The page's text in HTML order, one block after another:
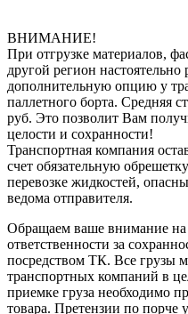
ВНИМАНИЕ!
При отгрузке материалов,
другой регион
дополнительную опцию у
паллетного борта. Средняя
руб. Это позволит Вам
целости и сохранности!
Транспортная компания
счет обязательную
перевозке жидкостей,
ведома отправителя.
Обращаем ваше внимание на
ответственности за
посредством ТК. Все грузы
транспортных компаний в
приемке груза необходимо
товара. Претензии по порче